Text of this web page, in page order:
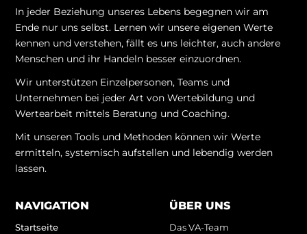
In jeder Beziehung unseres Lebens begegnen wir am
Ende nur uns selbst. Lernen wir unsere eigenen Werte
kennen und verstehen, fällt es uns leichter, auch andere
Menschen und ihr Handeln besser einzuordnen.
Wir unterstützen Einzelpersonen, Teams und
Unternehmen bei jeder Art von Wertebildung und
Wertearbeit mittels Beratung und Coaching.
Mit unseren Tools und Methoden können wir Werte
ermitteln, systemisch aufstellen und lebendig werden
lassen.
NAVIGATION
Startseite
ÜBER UNS
Das VA-Team